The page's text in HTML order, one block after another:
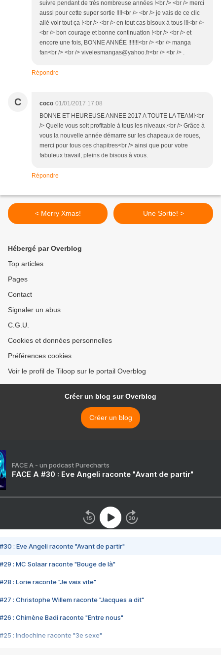
suivre pendant de très nombreuse années !<br /> <br /> merci
aussi pour cette super sortie !!!!<br /> <br /> je vais de ce clic
allé voir tout ça !<br /> <br /> en tout cas bisoux à tous !!!<br />
<br /> bon courage et bonne continuation !<br /> <br /> et
encore une fois, BONNE ANNÉE !!!!!!!<br /> <br /> manga
fan<br /> <br /> vivelesmangas@yahoo.fr<br /> <br /> .
Répondre
C coco 01/01/2017 17:08
BONNE ET HEUREUSE ANNEE 2017 A TOUTE LA TEAM!<br
/> Quelle vous soit profitable à tous les niveaux.<br /> Grâce à
vous la nouvelle année démarre sur les chapeaux de roues,
merci pour tous ces chapitres<br /> ainsi que pour votre
fabuleux travail, pleins de bisous à vous.
Répondre
< Merry Xmas! Une Sortie! >
Hébergé par Overblog
Top articles
Pages
Contact
Signaler un abus
C.G.U.
Cookies et données personnelles
Préférences cookies
Voir le profil de Tiloop sur le portail Overblog
Créer un blog sur Overblog
Créer un blog
FACE A - un podcast Purecharts
FACE A #30 : Eve Angeli raconte "Avant de partir"
#30 : Eve Angeli raconte "Avant de partir"
#29 : MC Solaar raconte "Bouge de là"
#28 : Lorie raconte "Je vais vite"
#27 : Christophe Willem raconte "Jacques a dit"
#26 : Chimène Badi raconte "Entre nous"
#25 : Indochine raconte "3e sexe"